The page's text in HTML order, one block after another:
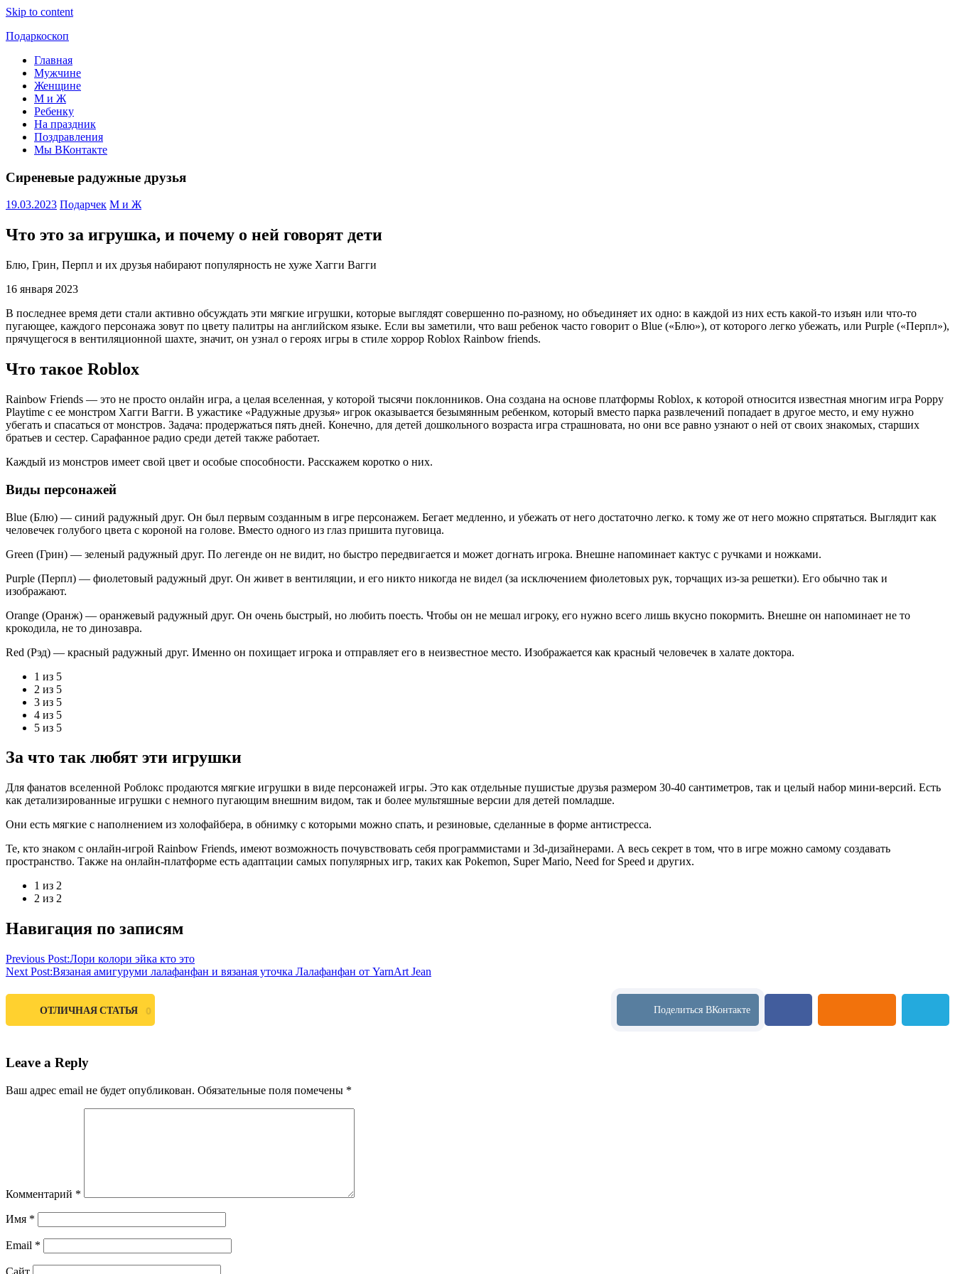
Skip to content
Подаркоскоп
Поможем
выбрать
подарить
Главная
Мужчине
Женщине
М и Ж
Ребенку
На праздник
Поздравления
Мы ВКонтакте
Сиреневые радужные друзья
19.03.2023 Подарчек М и Ж
Что это за игрушка, и почему о ней говорят дети
Блю, Грин, Перпл и их друзья набирают популярность не хуже Хагги Вагги
16 января 2023
В последнее время дети стали активно обсуждать эти мягкие игрушки, которые выглядят совершенно по-разному, но объединяет их одно: в каждой из них есть какой-то изъян или что-то
пугающее, каждого персонажа зовут по цвету палитры на английском языке. Если вы заметили, что ваш ребенок часто говорит о Blue («Блю»), от которого легко убежать, или Purple («Перпл»),
прячущегося в вентиляционной шахте, значит, он узнал о героях игры в стиле хоррор Roblox Rainbow friends.
Что такое Roblox
Rainbow Friends — это не просто онлайн игра, а целая вселенная, у которой тысячи поклонников. Она создана на основе платформы Roblox, к которой относится известная многим игра Poppy
Playtime с ее монстром Хагги Вагги. В ужастике «Радужные друзья» игрок оказывается безымянным ребенком, который вместо парка развлечений попадает в другое место, и ему нужно
убегать и спасаться от монстров. Задача: продержаться пять дней. Конечно, для детей дошкольного возраста игра страшновата, но они все равно узнают о ней от своих знакомых, старших
братьев и сестер. Сарафанное радио среди детей также работает.
Каждый из монстров имеет свой цвет и особые способности. Расскажем коротко о них.
Виды персонажей
Blue (Блю) — синий радужный друг. Он был первым созданным в игре персонажем. Бегает медленно, и убежать от него достаточно легко. к тому же от него можно спрятаться. Выглядит как
человечек голубого цвета с короной на голове. Вместо одного из глаз пришита пуговица.
Green (Грин) — зеленый радужный друг. По легенде он не видит, но быстро передвигается и может догнать игрока. Внешне напоминает кактус с ручками и ножками.
Purple (Перпл) — фиолетовый радужный друг. Он живет в вентиляции, и его никто никогда не видел (за исключением фиолетовых рук, торчащих из-за решетки). Его обычно так и
изображают.
Orange (Оранж) — оранжевый радужный друг. Он очень быстрый, но любить поесть. Чтобы он не мешал игроку, его нужно всего лишь вкусно покормить. Внешне он напоминает не то
крокодила, не то динозавра.
Red (Рэд) — красный радужный друг. Именно он похищает игрока и отправляет его в неизвестное место. Изображается как красный человечек в халате доктора.
1 из 5
2 из 5
3 из 5
4 из 5
5 из 5
За что так любят эти игрушки
Для фанатов вселенной Роблокс продаются мягкие игрушки в виде персонажей игры. Это как отдельные пушистые друзья размером 30-40 сантиметров, так и целый набор мини-версий. Есть
как детализированные игрушки с немного пугающим внешним видом, так и более мультяшные версии для детей помладше.
Они есть мягкие с наполнением из холофайбера, в обнимку с которыми можно спать, и резиновые, сделанные в форме антистресса.
Те, кто знаком с онлайн-игрой Rainbow Friends, имеют возможность почувствовать себя программистами и 3d-дизайнерами. А весь секрет в том, что в игре можно самому создавать
пространство. Также на онлайн-платформе есть адаптации самых популярных игр, таких как Pokemon, Super Mario, Need for Speed и других.
1 из 2
2 из 2
Навигация по записям
Previous Post:Лори колори эйка кто это
Next Post:Вязаная амигуруми лалафанфан и вязаная уточка Лалафанфан от YarnArt Jean
ОТЛИЧНАЯ СТАТЬЯ 0
Leave a Reply
Ваш адрес email не будет опубликован. Обязательные поля помечены *
Комментарий *
Имя *
Email *
Сайт